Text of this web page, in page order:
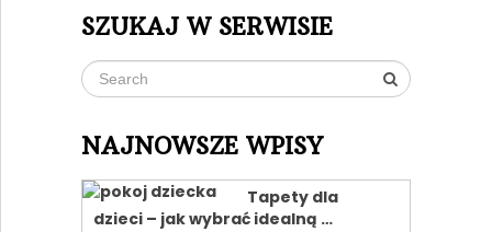
SZUKAJ W SERWISIE
NAJNOWSZE WPISY
Tapety dla
dzieci – jak wybrać idealną …